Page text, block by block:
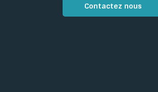
Contactez nous